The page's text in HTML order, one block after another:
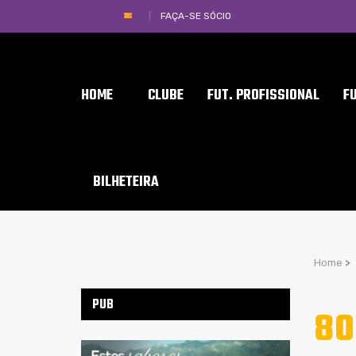
FAÇA-SE SÓCIO
HOME CLUBE FUT. PROFISSIONAL
BILHETEIRA
Home >
PUB